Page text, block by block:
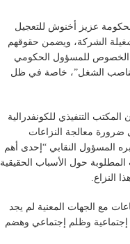
عزيز أخنوش للتعجيل
الشركة، ويضمن حقوقهم
الخصوص للمسؤول الحكومي
على مناصب الشغل”، خاصة في ظل
التنفيذي للكونفدرالية
ضرورة معالجة النزاعات
المسؤول النقابي “إحدى أهم
المطلوبة حول الأسباب الحقيقية
النزاع.
مع الجهات المعنية لم يجد
يضيف “500 عائلة تعيش مآسي إجتماعية وظلم إجتماعي وهضم